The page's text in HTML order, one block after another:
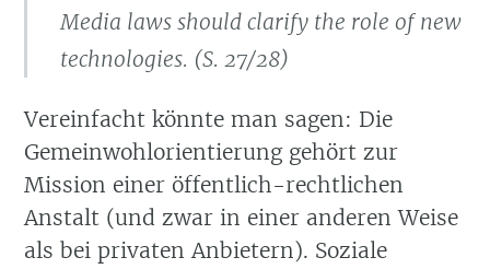
Media laws should clarify the role of new
technologies. (S. 27/28)
Vereinfacht könnte man sagen: Die
Gemeinwohlorientierung gehört zur
Mission einer öffentlich-rechtlichen
Anstalt (und zwar in einer anderen Weise
als bei privaten Anbietern). Soziale